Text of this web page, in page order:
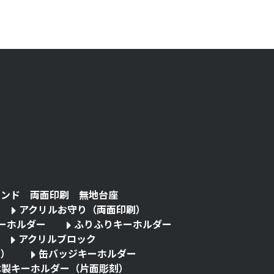
ンド 両面印刷 無地台座
アクリルお守り（両面印刷）
ホルダー
ふりふりキーホルダー
アクリルブロック
缶バッジキーホルダー
キーホルダー（片面彫刻）